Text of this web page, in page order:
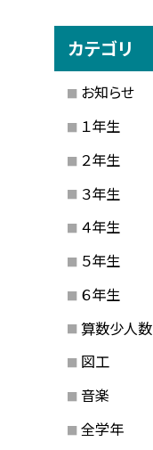
カテゴリ
お知らせ
１年生
２年生
３年生
４年生
５年生
６年生
算数少人数
図工
音楽
全学年